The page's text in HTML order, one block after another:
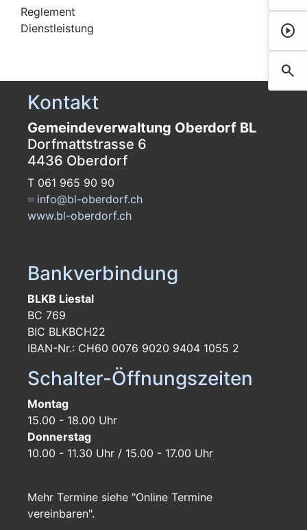
Film
play_circle
search
Reglement
Dienstleistung
Kontakt
Gemeindeverwaltung Oberdorf BL
Dorfmattstrasse 6
4436 Oberdorf
T 061 965 90 90
info@bl-oberdorf.ch
www.bl-oberdorf.ch
Bankverbindung
BLKB Liestal
BC 769
BIC BLKBCH22
IBAN-Nr.: CH60 0076 9020 9404 1055 2
Schalter-Öffnungszeiten
Montag
15.00 - 18.00 Uhr
Donnerstag
10.00 - 11.30 Uhr / 15.00 - 17.00 Uhr
Mehr Termine siehe "Online Termine
vereinbaren".